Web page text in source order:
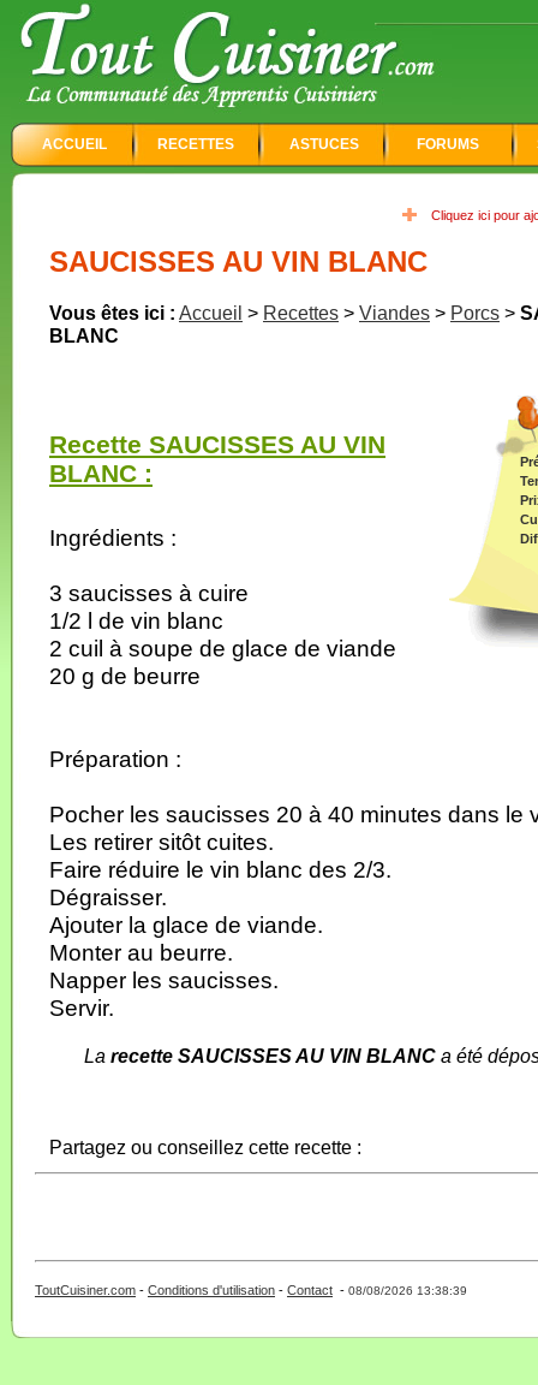
ACCUEIL RECETTES ASTUCES FORUMS
Cliquez ici pour
SAUCISSES AU VIN BLANC
Vous êtes ici : Accueil > Recettes > Viandes > Porcs >
BLANC
Recette SAUCISSES AU VIN
BLANC :
Ingrédients :
3 saucisses à cuire
1/2 l de vin blanc
2 cuil à soupe de glace de viande
20 g de beurre
Préparation :
Pocher les saucisses 20 à 40 minutes dans le
Les retirer sitôt cuites.
Faire réduire le vin blanc des 2/3.
Dégraisser.
Ajouter la glace de viande.
Monter au beurre.
Napper les saucisses.
Servir.
La recette SAUCISSES AU VIN BLANC a été
Partagez ou conseillez cette recette :
ToutCuisiner.com - Conditions d'utilisation - Contact - 08/08/2026 13:38:39